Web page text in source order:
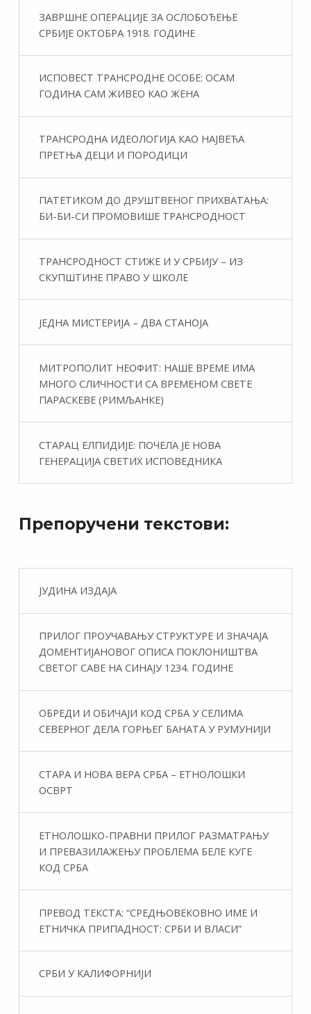
ЗАВРШНЕ ОПЕРАЦИЈЕ ЗА ОСЛОБОЂЕЊЕ
СРБИЈЕ ОКТОБРА 1918. ГОДИНЕ
ИСПОВЕСТ ТРАНСРОДНЕ ОСОБЕ: ОСАМ
ГОДИНА САМ ЖИВЕО КАО ЖЕНА
ТРАНСРОДНА ИДЕОЛОГИЈА КАО НАЈВЕЋА
ПРЕТЊА ДЕЦИ И ПОРОДИЦИ
ПАТЕТИКОМ ДО ДРУШТВЕНОГ ПРИХВАТАЊА:
БИ-БИ-СИ ПРОМОВИШЕ ТРАНСРОДНОСТ
ТРАНСРОДНОСТ СТИЖЕ И У СРБИЈУ – ИЗ
СКУПШТИНЕ ПРАВО У ШКОЛЕ
ЈЕДНА МИСТЕРИЈА – ДВА СТАНОЈА
МИТРОПОЛИТ НЕОФИТ: НАШЕ ВРЕМЕ ИМА
МНОГО СЛИЧНОСТИ СА ВРЕМЕНОМ СВЕТЕ
ПАРАСКЕВЕ (РИМЉАНКЕ)
СТАРАЦ ЕЛПИДИЈЕ: ПОЧЕЛА ЈЕ НОВА
ГЕНЕРАЦИЈА СВЕТИХ ИСПОВЕДНИКА
Препоручени текстови:
ЈУДИНА ИЗДАЈА
ПРИЛОГ ПРОУЧАВАЊУ СТРУКТУРЕ И ЗНАЧАЈА
ДОМЕНТИЈАНОВОГ ОПИСА ПОКЛОНИШТВА
СВЕТОГ САВЕ НА СИНАЈУ 1234. ГОДИНЕ
ОБРЕДИ И ОБИЧАЈИ КОД СРБА У СЕЛИМА
СЕВЕРНОГ ДЕЛА ГОРЊЕГ БАНАТА У РУМУНИЈИ
СТАРА И НОВА ВЕРА СРБА – ЕТНОЛОШКИ
ОСВРТ
ЕТНОЛОШКО-ПРАВНИ ПРИЛОГ РАЗМАТРАЊУ
И ПРЕВАЗИЛАЖЕЊУ ПРОБЛЕМА БЕЛЕ КУГЕ
КОД СРБА
ПРЕВОД ТЕКСТА: “СРЕДЊОВЕКОВНО ИМЕ И
ЕТНИЧКА ПРИПАДНОСТ: СРБИ И ВЛАСИ”
СРБИ У КАЛИФОРНИЈИ